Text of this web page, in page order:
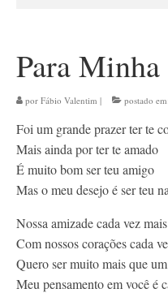
Princípios
Políticas e Termos
Livros
Projetos
Blog
Contato
Para
por Fábio Valentim | postado em:
Foi um grande prazer ter te
Mais ainda por ter te amado
É muito bom ser teu amigo
Mas o meu desejo é ser teu
Nossa amizade cada vez
Com nossos corações cada
Quero ser muito mais que
Meu pensamento em você é